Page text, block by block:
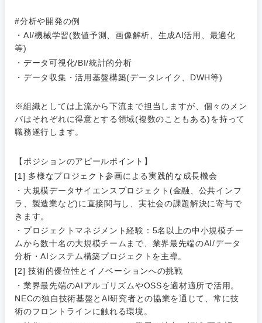
#分析や開発の例
・AI/機械学習(数値予測、画像解析、生成AI活用、最適化
等)
・データ可視化/BI/統計的分析
・データ収集・活用基盤構築(データレイク、DWH等)
※組織としては上流から下流まで担当しますが、個々のメン
バはそれぞれに得意とする領域(複数のこともある)を持って
職務遂行します。
【ポジションのアピールポイント】
[1] 多様なプロジェクト参画による実践的な成長機会
・大規模データサイエンスプロジェクト(金融、公共インフ
ラ、製造業など)に直接関与し、実社会の課題解決に寄与で
きます。
・プロジェクトマネジメント経験：5名以上の中小規模チー
ムから数十名の大規模チームまで、業界最先端のAI/データ
分析・AIシステム構築プロジェクトを主導。
[2] 技術的優位性とイノベーションへの挑戦
・業界最先端のAIアルゴリズムやOSSを適材適所で活用。
NECの独自技術基盤とAI研究者との協業を通じて、常に技
術のフロントラインに触れる環境。
くり）
職
ル
不動産専
建設・施
工管理
事務職
その他
事務職広告・宣伝・印刷
マスメディア
法律・特許事務所・監査法人
人材・アウトソーシング
サービス
その他
茨城県 栃木県
群馬県 埼玉県
千葉県 東京都
神奈川県